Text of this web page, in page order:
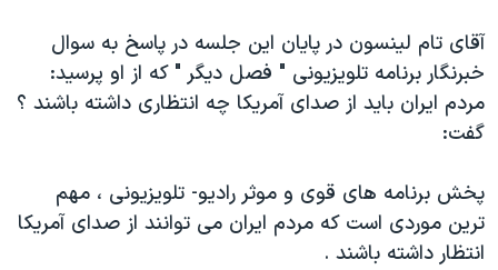
نرگس محمدی برنده جایزه نوبل صلح
همایش محافظه‌کاران آمریکا «سی‌پک»
صفحه‌های ویژه
سفر پرزیدنت ترامپ به چین
آقای تام لينسون در پايان اين جلسه در پاسخ به سوال
خبرنگار برنامه تلويزيونی " فصل ديگر " که از او پرسيد:
مردم ايران بايد از صدای آمريکا چه انتظاری داشته باشند ؟
گفت:
پخش برنامه های قوی و موثر راديو- تلويزيونی ، مهم
ترين موردی است که مردم ايران می توانند از صدای آمريکا
انتظار داشته باشند .